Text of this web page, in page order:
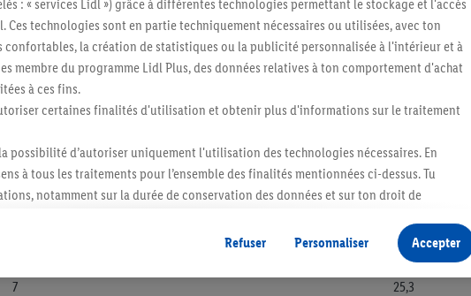
46,6 - 47,5
47,6 - 48,5
48,6 - 49,5
49,6 - 50,5
Longueur des pieds [cm]
7 25,3
: « services Lidl ») grâce à différentes technologies permettant le stockage et l'accès
technologies sont en partie techniquement nécessaires ou utilisées, avec ton
confortables, la création de statistiques ou la publicité personnalisée à l'intérieur et à
membre du programme Lidl Plus, des données relatives à ton comportement d'achat
à ces fins.
certaines finalités d'utilisation et obtenir plus d'informations sur le traitement
possibilité d’autoriser uniquement l'utilisation des technologies nécessaires. En
à tous les traitements pour l’ensemble des finalités mentionnées ci-dessus. Tu
notamment sur la durée de conservation des données et sur ton droit de
Refuser Personnaliser Accepter